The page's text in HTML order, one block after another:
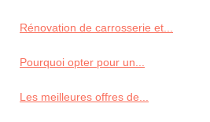
Rénovation de carrosserie et...
Pourquoi opter pour un...
Les meilleures offres de...